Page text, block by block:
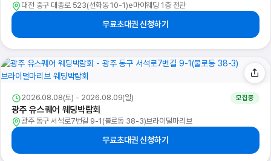
대전 중구 대종로 523(선화동 10-1)e마이웨딩 1층 전관
무료초대권 신청하기
2026.08.08(토) - 2026.08.09(일) 모집중
광주 유스퀘어 웨딩박람회
광주 동구 서석로7번길 9-1(불로동 38-3)브라이덜마리브
무료초대권 신청하기